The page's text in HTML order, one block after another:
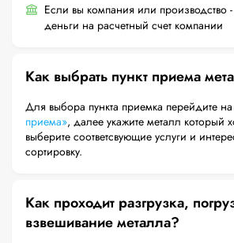
Если вы компания или производство -
деньги на расчетный счет компании
Как выбрать пункт приема
Для выбора пункта приемка перейдите
приема», далее укажите металл который
выберите соответсвующие услуги и интересующую Вас
сортировку.
Как проходит разгрузка,
взвешивание металла?